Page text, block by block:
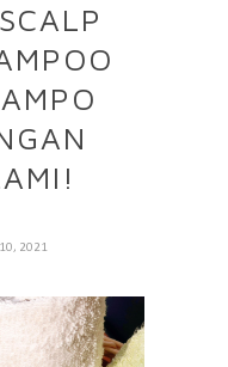
10, 2021